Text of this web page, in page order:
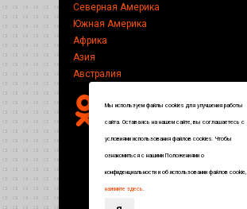
Северная Америка
Южная Америка
Африка
Азия
Австралия
Мы используем файлы cookies для улучшения работы
сайта. Оставаясь на нашем сайте, вы соглашаетесь с
условиями использования файлов cookies. Чтобы
ознакомиться с нашими Положениями о
конфиденциальности и об использовании файлов cookie,
нажмите здесь.